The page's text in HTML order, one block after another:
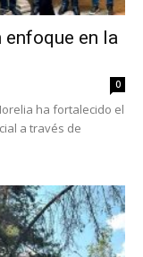
en la
0
ha fortalecido el
a través de